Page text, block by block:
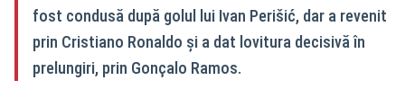
fost condusă după golul lui Ivan Perišić, dar a revenit
prin Cristiano Ronaldo și a dat lovitura decisivă în
prelungiri, prin Gonçalo Ramos.